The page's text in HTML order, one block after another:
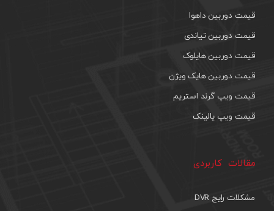
قیمت دوربین داهوا
قیمت دوربین تیاندی
قیمت دوربین هایلوک
قیمت دوربین هایک ویژن
قیمت ویپ گرند استریم
قیمت ویپ یالینک
مقالات کاربردی
مشکلات رایج DVR